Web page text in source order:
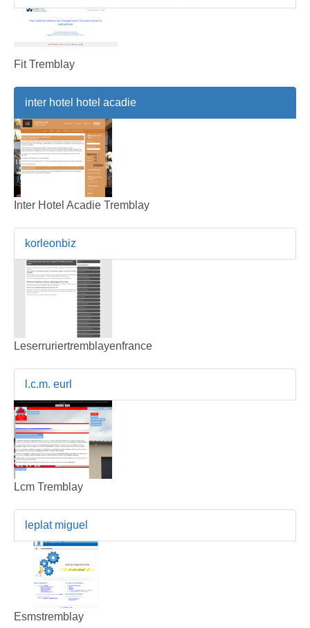
Fit Tremblay
inter hotel hotel acadie
Inter Hotel Acadie Tremblay
korleonbiz
Leserruriertremblayenfrance
l.c.m. eurl
Lcm Tremblay
leplat miguel
Esmstremblay